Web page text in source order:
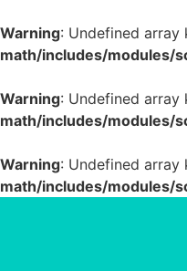
Warning: Undefined array
math/includes/modules/
Warning: Undefined array
math/includes/modules/
Warning: Undefined array
math/includes/modules/